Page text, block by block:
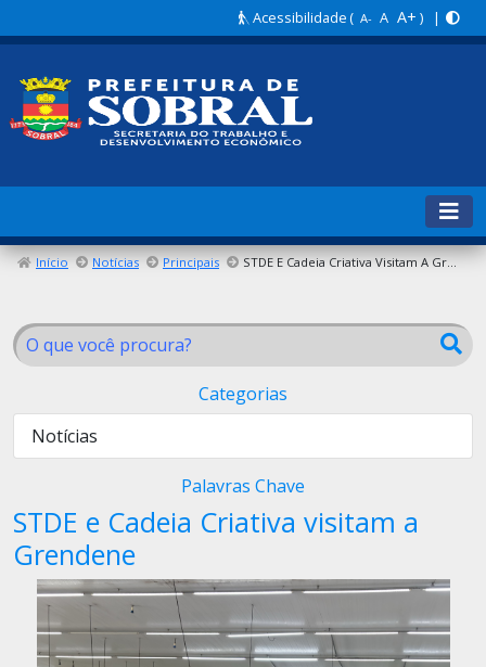
Acessibilidade( A- A A+ ) |
Início Notícias Principais STDE E Cadeia Criativa Visitam A Grendene
Categorias
Notícias
Palavras Chave
STDE e Cadeia Criativa visitam a
Grendene